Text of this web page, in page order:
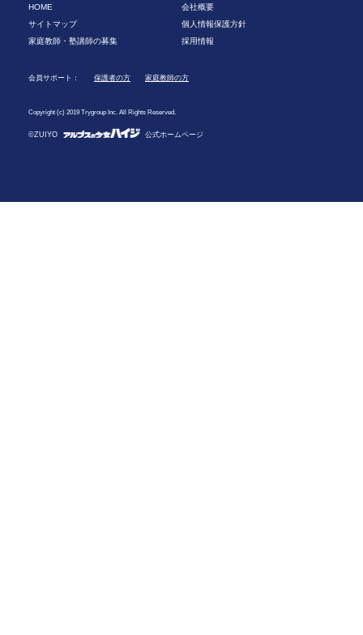
HOME
会社概要
サイトマップ
個人情報保護方針
家庭教師・塾講師の募集
採用情報
会員サポート： 保護者の方 家庭教師の方
Copyright (c) 2019 Trygroup Inc. All Rights Reserved.
©ZUIYO 公式ホームページ